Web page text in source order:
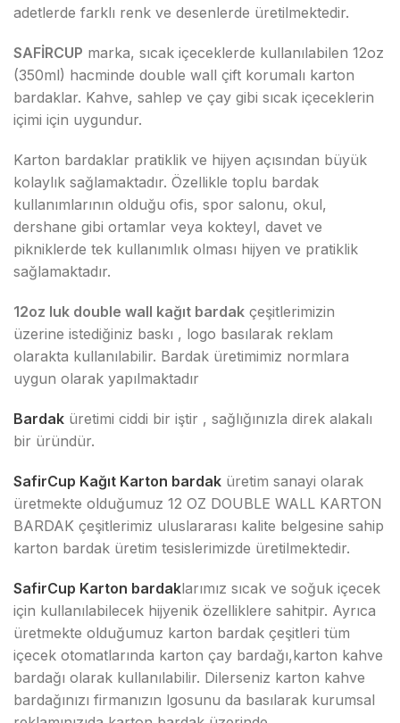
adetlerde farklı renk ve desenlerde üretilmektedir.
SAFİRCUP marka, sıcak içeceklerde kullanılabilen 12oz
(350ml) hacminde double wall çift korumalı karton
bardaklar. Kahve, sahlep ve çay gibi sıcak içeceklerin
içimi için uygundur.
Karton bardaklar pratiklik ve hijyen açısından büyük
kolaylık sağlamaktadır. Özellikle toplu bardak
kullanımlarının olduğu ofis, spor salonu, okul,
dershane gibi ortamlar veya kokteyl, davet ve
pikniklerde tek kullanımlık olması hijyen ve pratiklik
sağlamaktadır.
12oz luk double wall kağıt bardak çeşitlerimizin
üzerine istediğiniz baskı , logo basılarak reklam
olarakta kullanılabilir. Bardak üretimimiz normlara
uygun olarak yapılmaktadır
Bardak üretimi ciddi bir iştir , sağlığınızla direk alakalı
bir üründür.
SafirCup Kağıt Karton bardak üretim sanayi olarak
üretmekte olduğumuz 12 OZ DOUBLE WALL KARTON
BARDAK çeşitlerimiz uluslararası kalite belgesine sahip
karton bardak üretim tesislerimizde üretilmektedir.
SafirCup Karton bardaklarımız sıcak ve soğuk içecek
için kullanılabilecek hijyenik özelliklere sahitpir. Ayrıca
üretmekte olduğumuz karton bardak çeşitleri tüm
içecek otomatlarında karton çay bardağı,karton kahve
bardağı olarak kullanılabilir. Dilerseniz karton kahve
bardağınızı firmanızın lgosunu da basılarak kurumsal